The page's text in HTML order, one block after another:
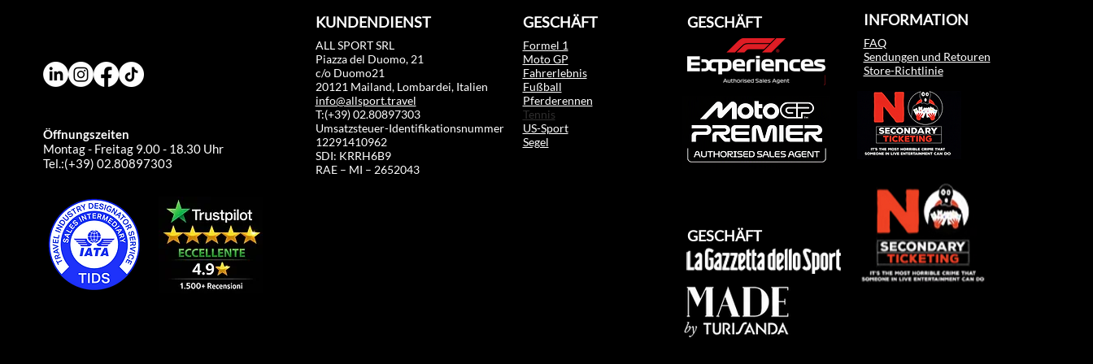
Öffnungszeiten
Montag - Freitag 9.00 - 18.30 Uhr
Tel.:(+39) 02.80897303
KUNDENDIENST
ALL SPORT SRL
Piazza del Duomo, 21
c/o Duomo21
20121 Mailand, Lombardei, Italien
info@allsport.travel
T:(+39) 02.80897303
Umsatzsteuer-Identifikationsnummer
12291410962
SDI: KRRH6B9
RAE – MI – 2652043
GESCHÄFT
Formel 1
Moto GP
Fahrerlebnis
Fußball
Pferderennen
Tennis
US-Sport
Segel
GESCHÄFT
GESCHÄFT
INFORMATION
FAQ
Sendungen und Retouren
Store-Richtlinie